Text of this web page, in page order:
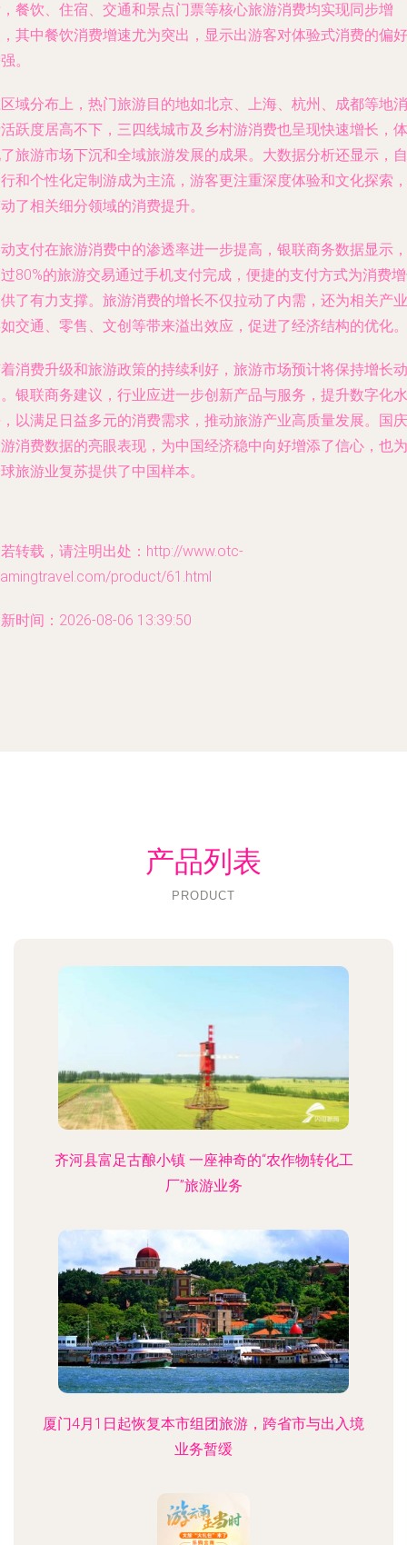
餐饮、住宿、交通和景点门票等核心旅游消费均实现同步增
其中餐饮消费增速尤为突出，显示出游客对体验式消费的偏好
。
域分布上，热门旅游目的地如北京、上海、杭州、成都等地消
跃度居高不下，三四线城市及乡村游消费也呈现快速增长，体
旅游市场下沉和全域旅游发展的成果。大数据分析还显示，自
和个性化定制游成为主流，游客更注重深度体验和文化探索，
了相关细分领域的消费提升。
支付在旅游消费中的渗透率进一步提高，银联商务数据显示，
80%的旅游交易通过手机支付完成，便捷的支付方式为消费
了有力支撑。旅游消费的增长不仅拉动了内需，还为相关产业
交通、零售、文创等带来溢出效应，促进了经济结构的优化。
消费升级和旅游政策的持续利好，旅游市场预计将保持增长动
银联商务建议，行业应进一步创新产品与服务，提升数字化水
以满足日益多元的消费需求，推动旅游产业高质量发展。国庆
消费数据的亮眼表现，为中国经济稳中向好增添了信心，也为
旅游业复苏提供了中国样本。
转载，请注明出处：http://www.otc-
product/61.html
时间：2026-08-06 13:39:50
产品列表
PRODUCT
齐河县富足古酿小镇 一座神奇的“农作物转化工
厂”旅游业务
厦门4月1日起恢复本市组团旅游，跨省市与出入境
业务暂缓